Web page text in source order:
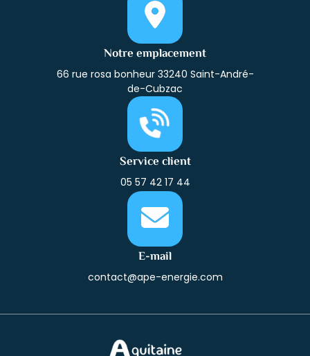
Notre emplacement
66 rue rosa bonheur 33240 Saint-André-
de-Cubzac
Service client
05 57 42 17 44
E-mail
contact@ape-energie.com